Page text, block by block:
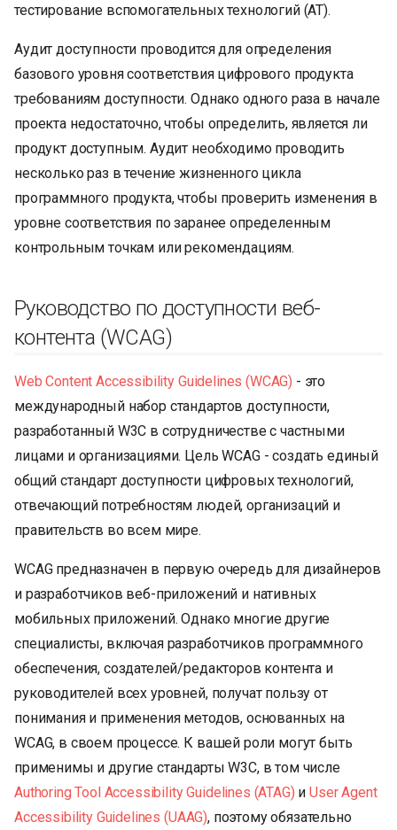
тестирование вспомогательных технологий (AT).
Аудит доступности проводится для определения
базового уровня соответствия цифрового продукта
требованиям доступности. Однако одного раза в начале
проекта недостаточно, чтобы определить, является ли
продукт доступным. Аудит необходимо проводить
несколько раз в течение жизненного цикла
программного продукта, чтобы проверить изменения в
уровне соответствия по заранее определенным
контрольным точкам или рекомендациям.
Руководство по доступности веб-
контента (WCAG)
Web Content Accessibility Guidelines (WCAG) - это
международный набор стандартов доступности,
разработанный W3C в сотрудничестве с частными
лицами и организациями. Цель WCAG - создать единый
общий стандарт доступности цифровых технологий,
отвечающий потребностям людей, организаций и
правительств во всем мире.
WCAG предназначен в первую очередь для дизайнеров
и разработчиков веб-приложений и нативных
мобильных приложений. Однако многие другие
специалисты, включая разработчиков программного
обеспечения, создателей/редакторов контента и
руководителей всех уровней, получат пользу от
понимания и применения методов, основанных на
WCAG, в своем процессе. К вашей роли могут быть
применимы и другие стандарты W3C, в том числе
Authoring Tool Accessibility Guidelines (ATAG) иUser Agent
Accessibility Guidelines (UAAG), поэтому обязательно